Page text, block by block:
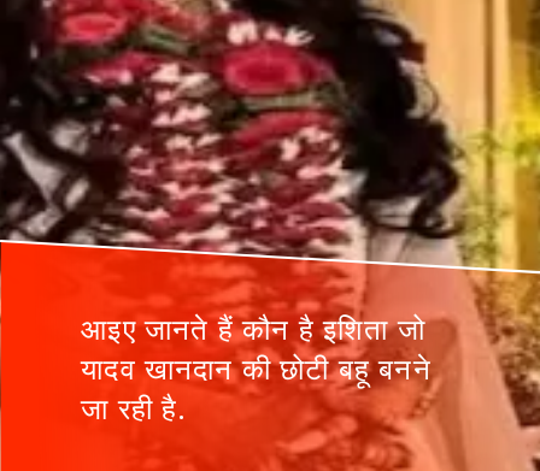
आइए जानते हैं कौन है इशिता जो
यादव खानदान की छोटी बहू बनने
जा रही है.